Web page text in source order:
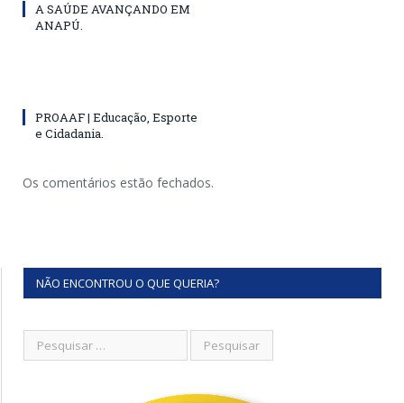
A SAÚDE AVANÇANDO EM
ANAPÚ.
PROAAF | Educação, Esporte
e Cidadania.
Os comentários estão fechados.
NÃO ENCONTROU O QUE QUERIA?